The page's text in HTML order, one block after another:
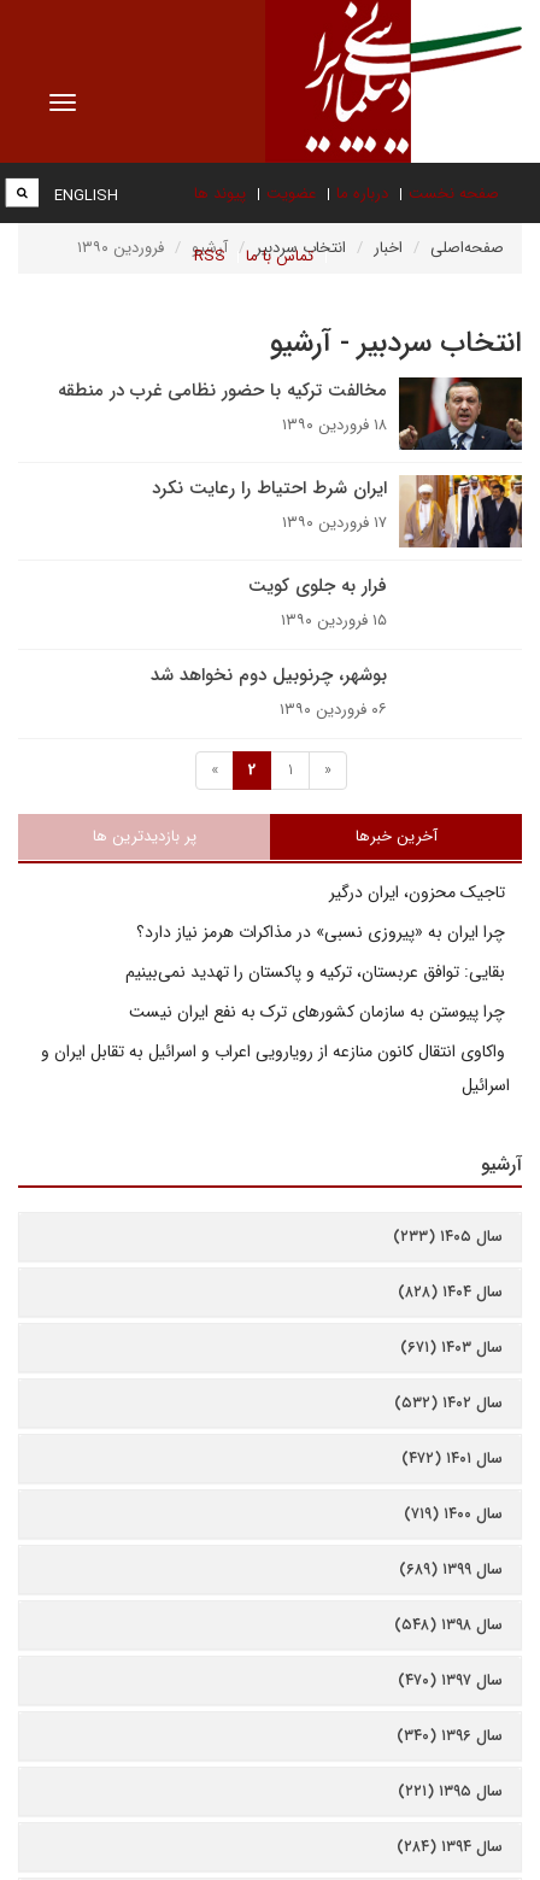
Toggle
صفحه نخست درباره ما عضویت پیوند ها
تماس با ما RSS
ENGLISH
صفحه‌اصلی اخبار انتخاب سردبیر آرشیو فروردین ۱۳۹۰
انتخاب سردبیر - آرشیو
مخالفت ترکیه با حضور نظامی غرب در منطقه
۱۸ فروردین ۱۳۹۰
ایران شرط احتیاط را رعایت نکرد
۱۷ فروردین ۱۳۹۰
فرار به جلوی کویت
۱۵ فروردین ۱۳۹۰
بوشهر، چرنوبیل دوم نخواهد شد
۰۶ فروردین ۱۳۹۰
«
1
2
»
آخرین خبرها پر بازدیدترین ها
تاجیک محزون، ایران درگیر
چرا ایران به «پیروزی نسبی» در مذاکرات هرمز نیاز دارد؟
بقایی: توافق عربستان، ترکیه و پاکستان را تهدید نمی‌بینیم
چرا پیوستن به سازمان کشورهای ترک به نفع ایران نیست
واکاوی انتقال کانون منازعه از رویارویی اعراب و اسرائیل به تقابل ایران و
اسرائیل
آرشیو
سال ۱۴۰۵ (۲۳۳)
سال ۱۴۰۴ (۸۲۸)
سال ۱۴۰۳ (۶۷۱)
سال ۱۴۰۲ (۵۳۲)
سال ۱۴۰۱ (۴۷۲)
سال ۱۴۰۰ (۷۱۹)
سال ۱۳۹۹ (۶۸۹)
سال ۱۳۹۸ (۵۴۸)
سال ۱۳۹۷ (۴۷۰)
سال ۱۳۹۶ (۳۴۰)
سال ۱۳۹۵ (۲۲۱)
سال ۱۳۹۴ (۲۸۴)